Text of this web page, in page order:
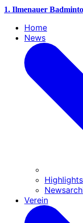
1. Ilmenauer
Home
News
Highlights
Verein